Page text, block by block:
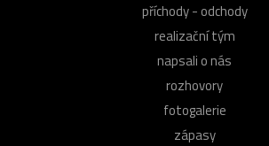
příchody - odchody
realizační tým
napsali o nás
rozhovory
fotogalerie
zápasy